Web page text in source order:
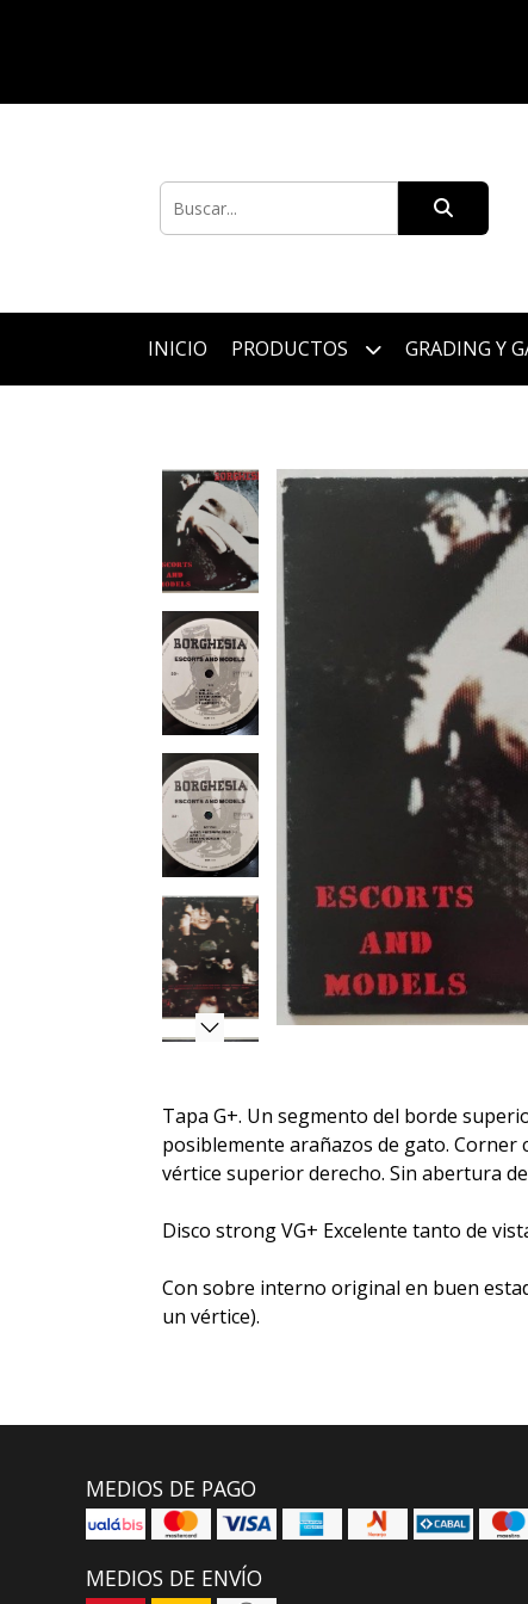
INICIO PRODUCTOS GRADING Y
Tapa G+. Un segmento del borde
posiblemente arañazos de gato. Corner
vértice superior derecho. Sin abertura
Disco strong VG+ Excelente tanto de
Con sobre interno original en buen
un vértice).
MEDIOS DE PAGO
MEDIOS DE ENVÍO